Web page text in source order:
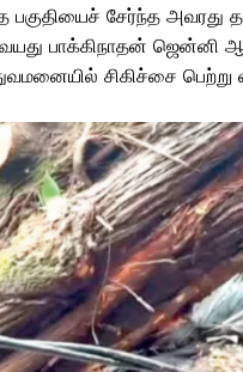
பகுதியைச் சேர்ந்த
பாக்கிநாதன் ஜென்னி
சிகிச்சை பெற்று